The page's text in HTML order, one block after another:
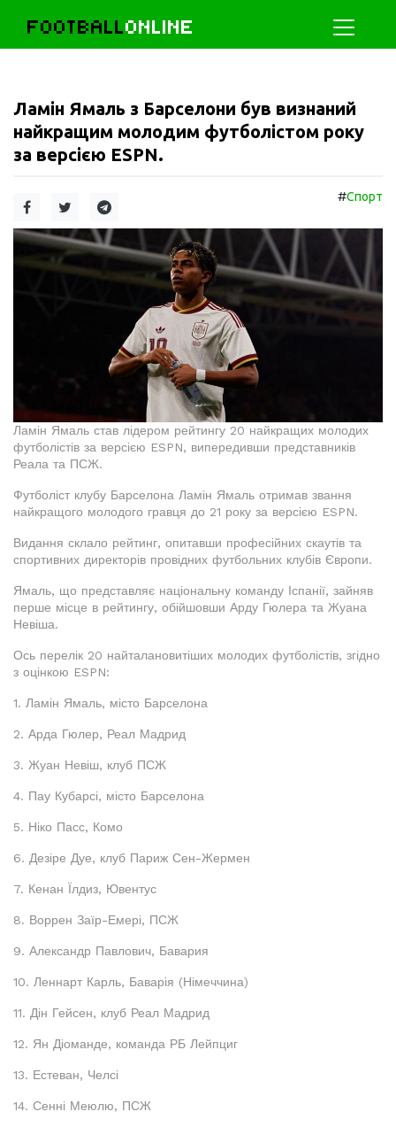
FOOTBALLONLINE
Ламін Ямаль з Барселони був визнаний
найкращим молодим футболістом року
за версією ESPN.
#Спорт
Ламін Ямаль став лідером рейтингу 20 найкращих молодих
футболістів за версією ESPN, випередивши представників
Реала та ПСЖ.
Футболіст клубу Барселона Ламін Ямаль отримав звання
найкращого молодого гравця до 21 року за версією ESPN.
Видання склало рейтинг, опитавши професійних скаутів та
спортивних директорів провідних футбольних клубів Європи.
Ямаль, що представляє національну команду Іспанії, зайняв
перше місце в рейтингу, обійшовши Арду Гюлера та Жуана
Невіша.
Ось перелік 20 найталановитіших молодих футболістів, згідно
з оцінкою ESPN:
1. Ламін Ямаль, місто Барселона
2. Арда Гюлер, Реал Мадрид
3. Жуан Невіш, клуб ПСЖ
4. Пау Кубарсі, місто Барселона
5. Ніко Пасс, Комо
6. Дезіре Дуе, клуб Париж Сен-Жермен
7. Кенан Їлдиз, Ювентус
8. Воррен Заїр-Емері, ПСЖ
9. Александр Павлович, Бавария
10. Леннарт Карль, Баварія (Німеччина)
11. Дін Гейсен, клуб Реал Мадрид
12. Ян Діоманде, команда РБ Лейпциг
13. Естеван, Челсі
14. Сенні Меюлю, ПСЖ